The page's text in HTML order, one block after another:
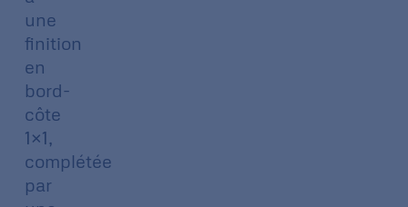
une
finition
en
bord-
côte
1×1,
complétée
par